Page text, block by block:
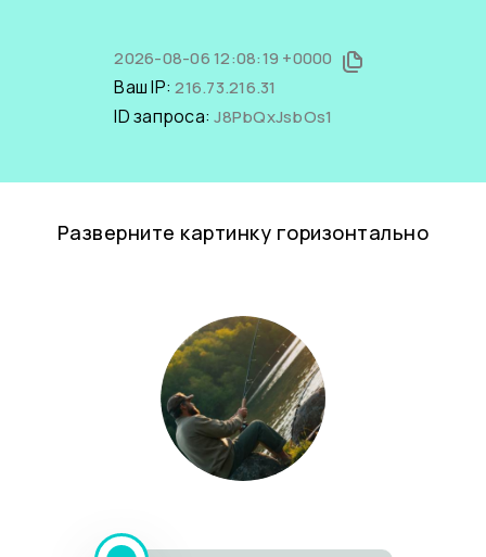
2026-08-06 12:08:19 +0000
Ваш IP:216.73.216.31
ID запроса:J8PbQxJsbOs1
Разверните картинку горизонтально